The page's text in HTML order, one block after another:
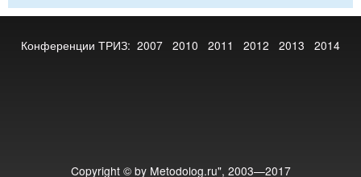
Конференции ТРИЗ: 2007 2010 2011 2012 2013 2014
Copyright © by Metodolog.ru", 2003—2017